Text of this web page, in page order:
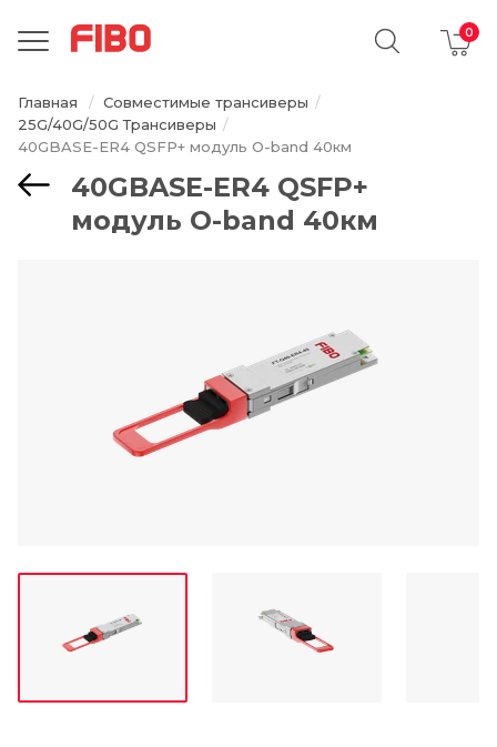
Главная
Совместимые трансиверы
25G/40G/50G Трансиверы
40GBASE-ER4 QSFP+ модуль O-band 40км
40GBASE-ER4 QSFP+
модуль O-band 40км